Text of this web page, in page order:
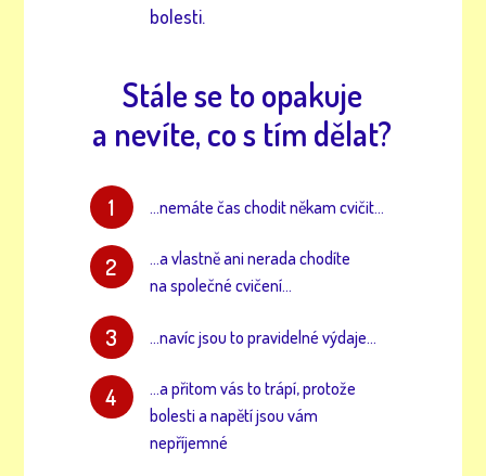
bolesti.
Stále se to opakuje
a nevíte, co s tím dělat?
1 ...nemáte čas chodit někam cvičit...
2
...a vlastně ani nerada chodíte
na společné cvičení...
3 ...navíc jsou to pravidelné výdaje...
4
...a přitom vás to trápí, protože
bolesti a napětí jsou vám
nepříjemné